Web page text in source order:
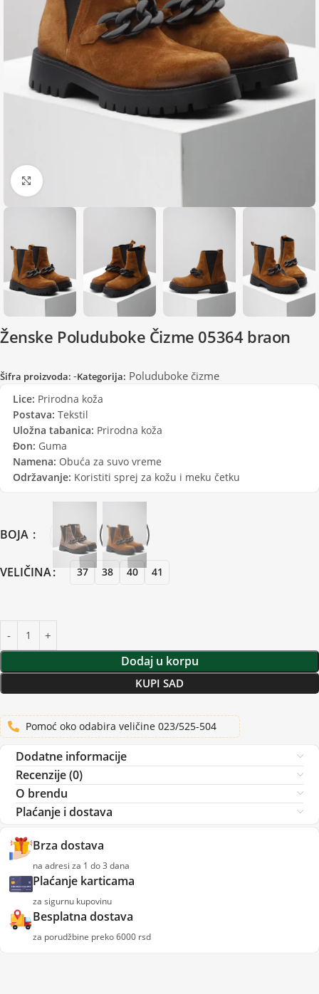
Zumiraj sliku
Ženske Poluduboke Čizme 05364 braon
Šifra proizvoda: -Kategorija: Poluduboke čizme
Lice: Prirodna koža
Postava: Tekstil
Uložna tabanica: Prirodna koža
Đon: Guma
Namena: Obuća za suvo vreme
Održavanje: Koristiti sprej za kožu i meku četku
BOJA
VELIČINA 37 38 40 41
Dodaj u korpu
KUPI SAD
Pomoć oko odabira veličine 023/525-504
Dodatne informacije
Recenzije (0)
O brendu
Plaćanje i dostava
Brza dostava
na adresi za 1 do 3 dana
Plaćanje karticama
za sigurnu kupovinu
Besplatna dostava
za porudžbine preko 6000 rsd